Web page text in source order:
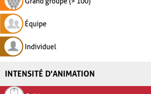
Équipe
Individuel
INTENSITÉ D'ANIMATION